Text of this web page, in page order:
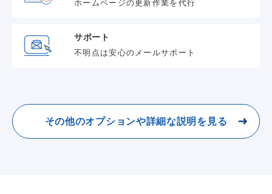
ホームページの更新作業を代行
サポート
不明点は安心のメールサポート
その他のオプションや詳細な説明を見る